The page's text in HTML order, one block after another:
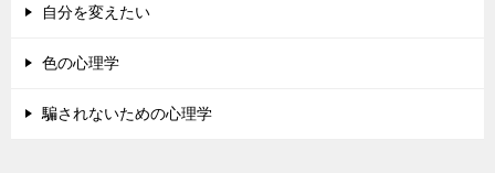
自分を変えたい
色の心理学
騙されないための心理学